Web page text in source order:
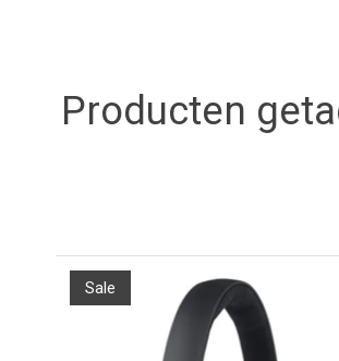
Producten
Sale